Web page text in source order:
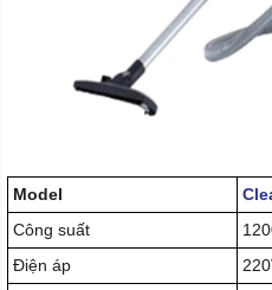
Model
Công suất
Điện áp